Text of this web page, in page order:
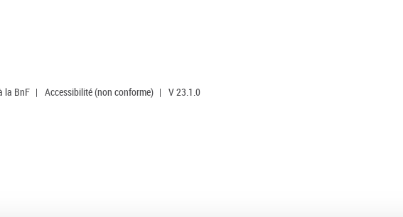
la BnF | Accessibilité (non conforme) | V 23.1.0